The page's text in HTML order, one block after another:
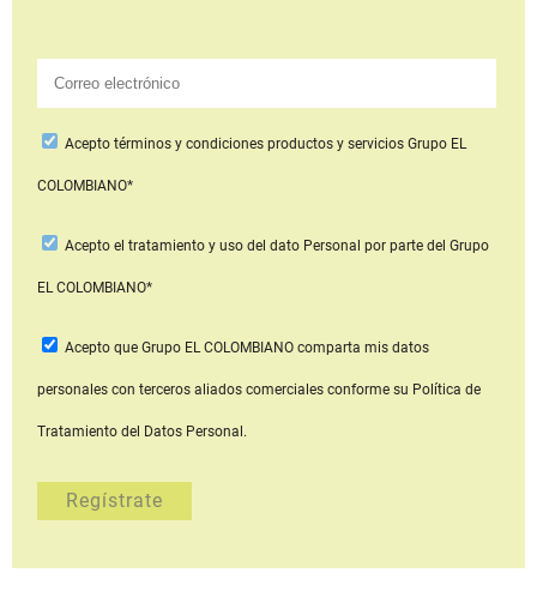
Aceptotérminos y condiciones productos y serviciosGrupo EL
COLOMBIANO*
Acepto el tratamiento y uso del dato Personal por parte del Grupo
EL COLOMBIANO*
Acepto que Grupo EL COLOMBIANOcomparta mis datos
personales con terceros aliados comerciales conforme su Política de
Tratamiento del Datos Personal.